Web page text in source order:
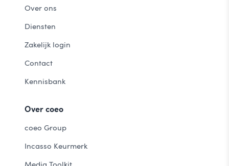
Over ons
Diensten
Zakelijk login
Contact
Kennisbank
Over coeo
coeo Group
Incasso Keurmerk